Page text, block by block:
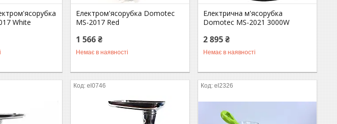
White
Електром'ясорубка Domotec
MS-2017 Red
1 566 ₴
Немає в наявності
Електрична м'ясорубка
Domotec MS-2021 3000W
2 895 ₴
Немає в наявності
el0746 el2326